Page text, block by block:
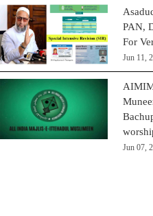
PAN,
For
Jun 11,
Jun 07,